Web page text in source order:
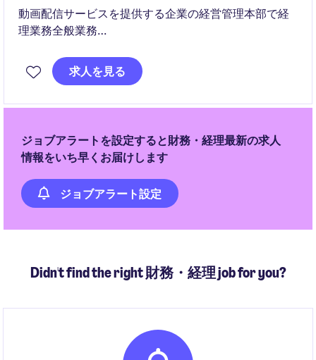
動画配信サービスを提供する企業の経営管理本部で経
理業務全般業務
月次・年次決算から内部統制、経営陣へのレポーティ
ングまで、専門性を発揮できるポジション
求人を見る
ジョブアラートを設定すると財務・経理最新の求人
情報をいち早くお届けします
ジョブアラート設定
Didn't find the right 財務・経理 job for you?